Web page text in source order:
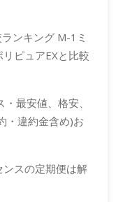
ンキング M-1ミ
ピュアEXと比較
最安値、格安、
・違約金含め)お
ンスの定期便は解